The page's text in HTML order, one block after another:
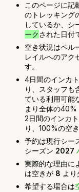
このページに記
のトレッキング
しているか、シ
ークされた日付
空き状況はペル
レイルへのアク
す。
4日間のインカ
り、スタッフも
ている利用可能
まり全体の40%
2日間のインカ
り、100%の空
予約は現行シー
シーズン 2027
実際的な理由に
は空きが 8 より
希望する場合は